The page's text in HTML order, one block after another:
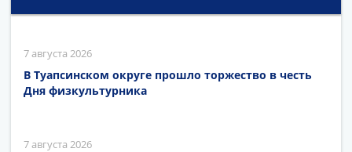
7 августа 2026
В Туапсинском округе прошло торжество в честь
Дня физкультурника
7 августа 2026